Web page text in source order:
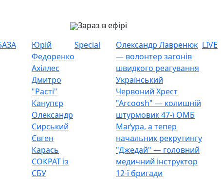
Зараз в ефірі
Юрій
Федоренко
Ахіллес
Дмитро
"Расті"
Канупєр
Олександр
Сирський
Євген
Карась
СОКРАТ із
СБУ
Special
Олександр Лавренюк
— волонтер загонів
швидкого реагування
Український
Червоний Хрест
"Arcoosh" — колишній
штурмовик 47-ї ОМБ
Маґура, а тепер
начальник рекрутингу
"Джедай" — головний
медичний інструктор
12-ї бригади
LIVE